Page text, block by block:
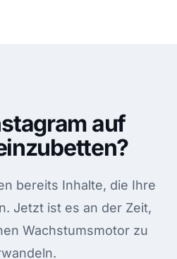
auf
bereits Inhalte, die Ihre
Jetzt ist es an der Zeit,
Wachstumsmotor zu